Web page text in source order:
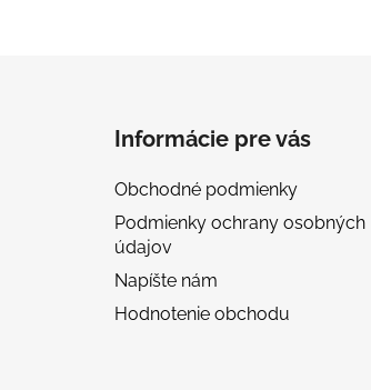
Informácie pre vás
Obchodné podmienky
Podmienky ochrany osobných
údajov
Napíšte nám
Hodnotenie obchodu